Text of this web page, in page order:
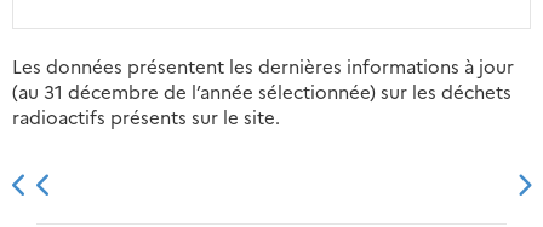
Les données présentent les dernières informations à jour
(au 31 décembre de l’année sélectionnée) sur les déchets
radioactifs présents sur le site.